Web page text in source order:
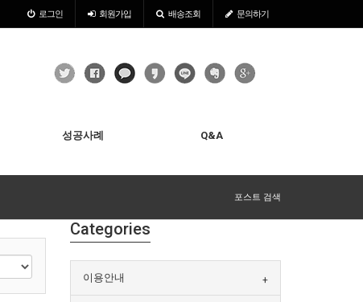
로그인 회원가입 배송조회 문의하기
성공사례 Q&A
포스트 검색
Categories
이용안내